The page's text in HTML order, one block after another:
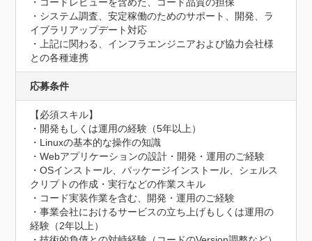
・システム調査、安定稼働のためのサポート、開発、ラ
イブラリアップデート対応
・上記に関わる、インフラエンジニアおよび協力会社様
との各種連携
応募条件
【必須スキル】
・開発もしくは運用の経験（5年以上）
・Linuxの基本的な操作の知識
・Webアプリケーションの設計・開発・運用のご経験
・OSインストール、パッケージインストール、シェルス
クリプトの作成・実行などの作業スキル
・コード実装作業を含む、開発・運用のご経験
・事業会社におけるサービスの立ち上げもしくは運用の
経験（2年以上）